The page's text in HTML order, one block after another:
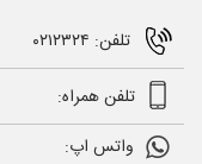
تلفن: ۰۲۱۲۳۲۴
تلفن همراه:
واتس اپ: